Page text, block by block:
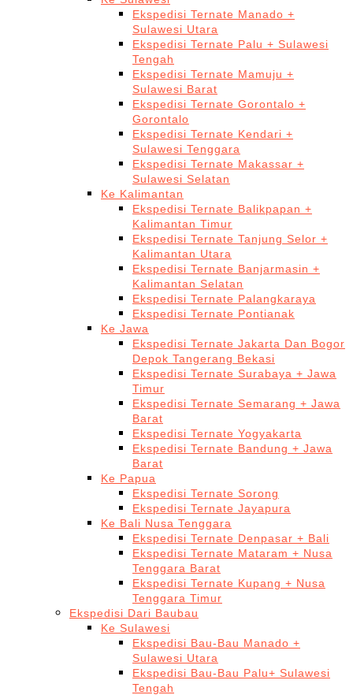
Ekspedisi Ternate Manado +
Sulawesi Utara
Ekspedisi Ternate Palu + Sulawesi
Tengah
Ekspedisi Ternate Mamuju +
Sulawesi Barat
Ekspedisi Ternate Gorontalo +
Gorontalo
Ekspedisi Ternate Kendari +
Sulawesi Tenggara
Ekspedisi Ternate Makassar +
Sulawesi Selatan
Ke Kalimantan
Ekspedisi Ternate Balikpapan +
Kalimantan Timur
Ekspedisi Ternate Tanjung Selor +
Kalimantan Utara
Ekspedisi Ternate Banjarmasin +
Kalimantan Selatan
Ekspedisi Ternate Palangkaraya
Ekspedisi Ternate Pontianak
Ke Jawa
Ekspedisi Ternate Jakarta Dan Bogor
Depok Tangerang Bekasi
Ekspedisi Ternate Surabaya + Jawa
Timur
Ekspedisi Ternate Semarang + Jawa
Barat
Ekspedisi Ternate Yogyakarta
Ekspedisi Ternate Bandung + Jawa
Barat
Ke Papua
Ekspedisi Ternate Sorong
Ekspedisi Ternate Jayapura
Ke Bali Nusa Tenggara
Ekspedisi Ternate Denpasar + Bali
Ekspedisi Ternate Mataram + Nusa
Tenggara Barat
Ekspedisi Ternate Kupang + Nusa
Tenggara Timur
Ekspedisi Dari Baubau
Ke Sulawesi
Ekspedisi Bau-Bau Manado +
Sulawesi Utara
Ekspedisi Bau-Bau Palu+ Sulawesi
Tengah